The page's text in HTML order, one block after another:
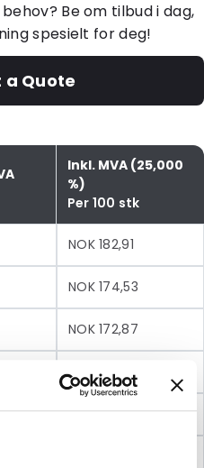
Be om tilbud i dag,
spesielt for deg!
a Quote
Inkl. MVA (25,000
%)
Per 100 stk
NOK 182,91
NOK 174,53
NOK 172,87
NOK 171,10
NOK 167,68